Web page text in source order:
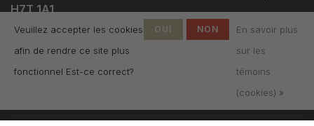
H7T 1A1
Veuillez accepter les cookies
afin de rendre ce site plus
fonctionnel Est-ce correct?
OUI NON
En savoir plus
sur les
témoins
(cookies) »